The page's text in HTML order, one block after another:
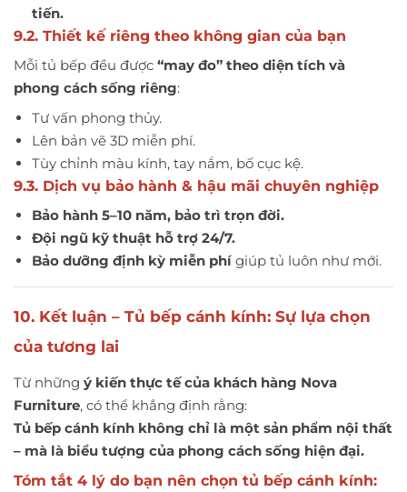
tiến.
9.2. Thiết kế riêng theo không gian của bạn
Mỗi tủ bếp đều được “may đo” theo diện tích và
phong cách sống riêng:
Tư vấn phong thủy.
Lên bản vẽ 3D miễn phí.
Tùy chỉnh màu kính, tay nắm, bố cục kệ.
9.3. Dịch vụ bảo hành & hậu mãi chuyên nghiệp
Bảo hành 5–10 năm, bảo trì trọn đời.
Đội ngũ kỹ thuật hỗ trợ 24/7.
Bảo dưỡng định kỳ miễn phí giúp tủ luôn như mới.
10. Kết luận – Tủ bếp cánh kính: Sự lựa chọn
của tương lai
Từ những ý kiến thực tế của khách hàng Nova
Furniture, có thể khẳng định rằng:
Tủ bếp cánh kính không chỉ là một sản phẩm nội thất
– mà là biểu tượng của phong cách sống hiện đại.
Tóm tắt 4 lý do bạn nên chọn tủ bếp cánh kính: